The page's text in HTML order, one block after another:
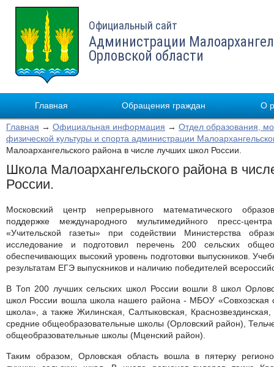
Официальный сайт
Администрации
Орловской области
Главная Обращения граждан О
Главная → Официальная информация → Отдел образования,
физической культуры и спорта администрации
Малоархангельского района в числе лучших школ России.
Школа Малоархангельского района в
России.
Московский центр непрерывного математического
поддержке международного мультимедийного пресс-
«Учительской газеты» при содействии Министерства
исследование и подготовил перечень 200 сельских
обеспечивающих высокий уровень подготовки выпускников.
результатам ЕГЭ выпускников и наличию победителей
В Топ 200 лучших сельских школ России вошли 8 школ
школ России вошла школа нашего района - МБОУ «Совхозская
школа», а также Жилинская, Салтыковская,
средние общеобразовательные школы (Орловский район),
общеобразовательные школы (Мценский район).
Таким образом, Орловская область вошла в пятерку